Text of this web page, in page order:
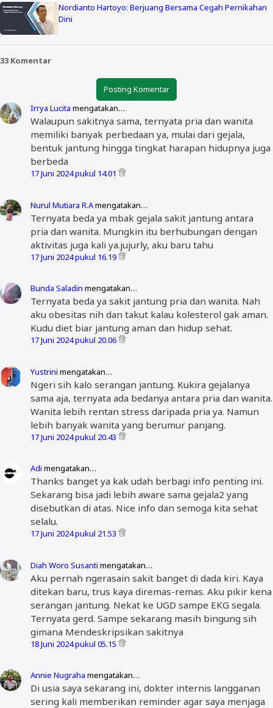
Nordianto Hartoyo: Berjuang Bersama Cegah Pernikahan
Dini
33 Komentar
Posting Komentar
Irrya Lucita mengatakan…
Walaupun sakitnya sama, ternyata pria dan wanita
memiliki banyak perbedaan ya, mulai dari gejala,
bentuk jantung hingga tingkat harapan hidupnya juga
berbeda
17 Juni 2024 pukul 14.01
Nurul Mutiara R.Amengatakan…
Ternyata beda ya mbak gejala sakit jantung antara
pria dan wanita. Mungkin itu berhubungan dengan
aktivitas juga kali ya.jujurly, aku baru tahu
17 Juni 2024 pukul 16.19
Bunda Saladin mengatakan…
Ternyata beda ya sakit jantung pria dan wanita. Nah
aku obesitas nih dan takut kalau kolesterol gak aman.
Kudu diet biar jantung aman dan hidup sehat.
17 Juni 2024 pukul 20.06
Yustrini mengatakan…
Ngeri sih kalo serangan jantung. Kukira gejalanya
sama aja, ternyata ada bedanya antara pria dan wanita.
Wanita lebih rentan stress daripada pria ya. Namun
lebih banyak wanita yang berumur panjang.
17 Juni 2024 pukul 20.43
Adi mengatakan…
Thanks banget ya kak udah berbagi info penting ini.
Sekarang bisa jadi lebih aware sama gejala2 yang
disebutkan di atas. Nice info dan semoga kita sehat
selalu.
17 Juni 2024 pukul 21.53
Diah Woro Susanti mengatakan…
Aku pernah ngerasain sakit banget di dada kiri. Kaya
ditekan baru, trus kaya diremas-remas. Aku pikir kena
serangan jantung. Nekat ke UGD sampe EKG segala.
Ternyata gerd. Sampe sekarang masih bingung sih
gimana Mendeskripsikan sakitnya
18 Juni 2024 pukul 05.15
Annie Nugraha mengatakan…
Di usia saya sekarang ini, dokter internis langganan
sering kali memberikan reminder agar saya menjaga